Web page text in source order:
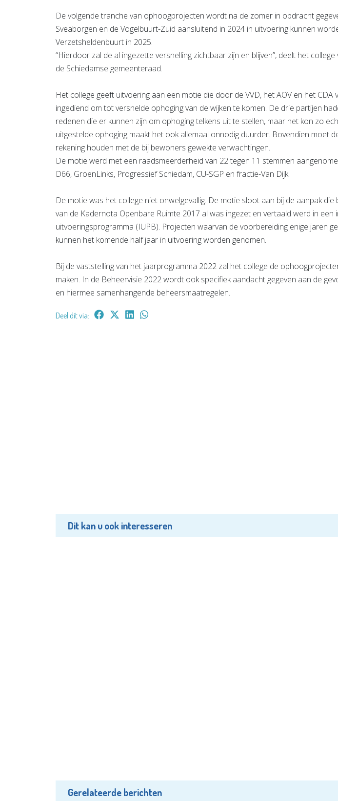
De volgende tranche van ophoogprojecten wordt na de zomer in opdracht
Sveaborgen en de Vogelbuurt-Zuid aansluitend in 2024 in uitvoering kunnen
Verzetsheldenbuurt in 2025.
“Hierdoor zal de al ingezette versnelling zichtbaar zijn en blijven”, deelt het
de Schiedamse gemeenteraad.
Het college geeft uitvoering aan een motie die door de VVD, het AOV en het CDA
ingediend om tot versnelde ophoging van de wijken te komen. De drie partijen
redenen die er kunnen zijn om ophoging telkens uit te stellen, maar het kon zo
uitgestelde ophoging maakt het ook allemaal onnodig duurder. Bovendien moet
rekening houden met de bij bewoners gewekte verwachtingen.
De motie werd met een raadsmeerderheid van 22 tegen 11 stemmen
D66, GroenLinks, Progressief Schiedam, CU-SGP en fractie-Van Dijk.
De motie was het college niet onwelgevallig. De motie sloot aan bij de aanpak die
van de Kadernota Openbare Ruimte 2017 al was ingezet en vertaald werd in een
uitvoeringsprogramma (IUPB). Projecten waarvan de voorbereiding enige jaren
kunnen het komende half jaar in uitvoering worden genomen.
Bij de vaststelling van het jaarprogramma 2022 zal het college de
maken. In de Beheervisie 2022 wordt ook specifiek aandacht gegeven aan de
en hiermee samenhangende beheersmaatregelen.
Deel dit via:
Dit kan u ook interesseren
Gerelateerde berichten